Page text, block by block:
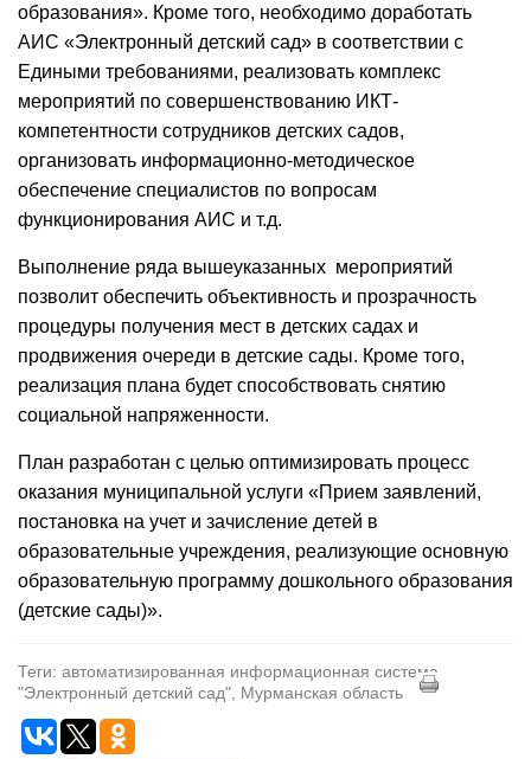
образования». Кроме того, необходимо доработать
АИС «Электронный детский сад» в соответствии с
Едиными требованиями, реализовать комплекс
мероприятий по совершенствованию ИКТ-
компетентности сотрудников детских садов,
организовать информационно-методическое
обеспечение специалистов по вопросам
функционирования АИС и т.д.
Выполнение ряда вышеуказанных мероприятий
позволит обеспечить объективность и прозрачность
процедуры получения мест в детских садах и
продвижения очереди в детские сады. Кроме того,
реализация плана будет способствовать снятию
социальной напряженности.
План разработан с целью оптимизировать процесс
оказания муниципальной услуги «Прием заявлений,
постановка на учет и зачисление детей в
образовательные учреждения, реализующие основную
образовательную программу дошкольного образования
(детские сады)».
Теги: автоматизированная информационная система
"Электронный детский сад", Мурманская область